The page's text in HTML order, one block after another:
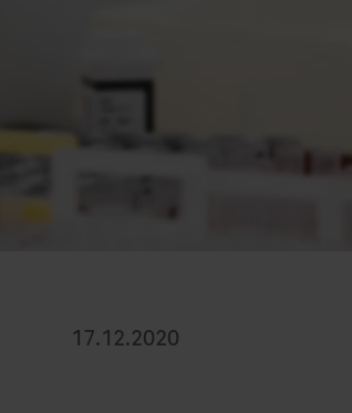
17.12.2020